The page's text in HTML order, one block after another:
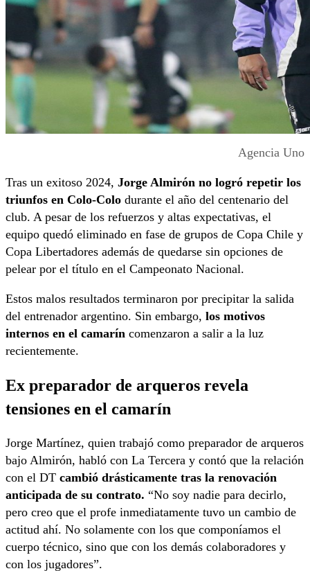
Agencia Uno
Tras un exitoso 2024, Jorge Almirón no logró repetir los
triunfos en Colo-Colo durante el año del centenario del
club. A pesar de los refuerzos y altas expectativas, el
equipo quedó eliminado en fase de grupos de Copa Chile y
Copa Libertadores además de quedarse sin opciones de
pelear por el título en el Campeonato Nacional.
Estos malos resultados terminaron por precipitar la salida
del entrenador argentino. Sin embargo, los motivos
internos en el camarín comenzaron a salir a la luz
recientemente.
Ex preparador de arqueros revela
tensiones en el camarín
Jorge Martínez, quien trabajó como preparador de arqueros
bajo Almirón, habló con La Tercera y contó que la relación
con el DT cambió drásticamente tras la renovación
anticipada de su contrato. “No soy nadie para decirlo,
pero creo que el profe inmediatamente tuvo un cambio de
actitud ahí. No solamente con los que componíamos el
cuerpo técnico, sino que con los demás colaboradores y
con los jugadores”.